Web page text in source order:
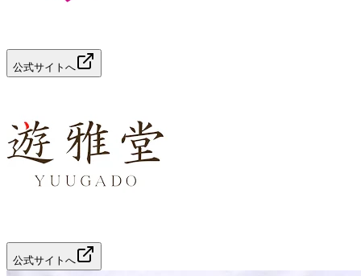
公式サイトへ
公式サイトへ